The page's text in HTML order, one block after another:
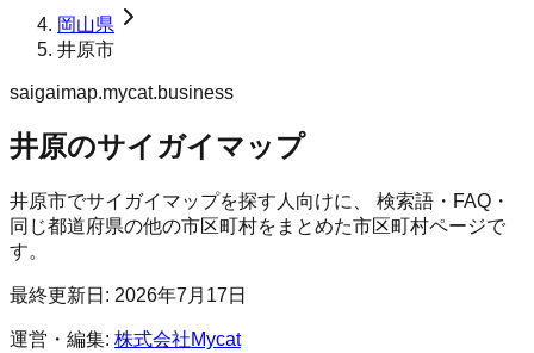
岡山県
井原市
saigaimap.mycat.business
井原のサイガイマップ
井原市でサイガイマップを探す人向けに、 検索語・FAQ・
同じ都道府県の他の市区町村をまとめた市区町村ページで
す。
最終更新日: 2026年7月17日
運営・編集: 株式会社Mycat